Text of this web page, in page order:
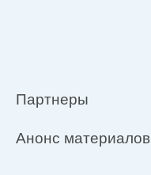
Партнеры
Анонс материалов